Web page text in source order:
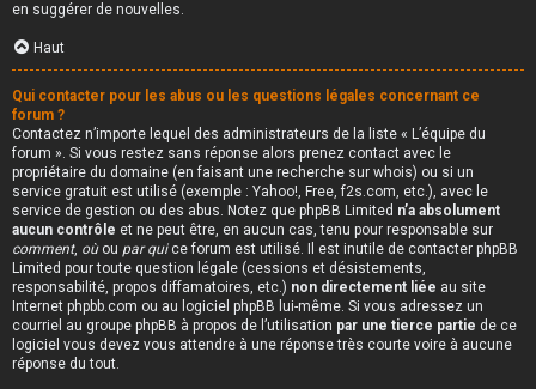
en suggérer de nouvelles.
Haut
Qui contacter pour les abus ou les questions légales concernant ce
forum ?
Contactez n’importe lequel des administrateurs de la liste « L’équipe du
forum ». Si vous restez sans réponse alors prenez contact avec le
propriétaire du domaine (en faisant une recherche sur whois) ou si un
service gratuit est utilisé (exemple : Yahoo!, Free, f2s.com, etc.), avec le
service de gestion ou des abus. Notez que phpBB Limited n’a absolument
aucun contrôle et ne peut être, en aucun cas, tenu pour responsable sur
comment, oùou par quice forum est utilisé. Il est inutile de contacter phpBB
Limited pour toute question légale (cessions et désistements,
responsabilité, propos diffamatoires, etc.) non directement liée au site
Internet phpbb.com ou au logiciel phpBB lui-même. Si vous adressez un
courriel au groupe phpBB à propos de l’utilisation par une tierce partie de ce
logiciel vous devez vous attendre à une réponse très courte voire à aucune
réponse du tout.